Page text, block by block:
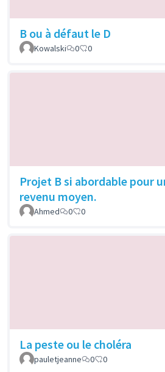
B ou à défaut le D
Kowalski 0 0
Projet B si abordable pour
revenu moyen.
Ahmed 0 0
La peste ou le choléra
pauletjeanne 0 0